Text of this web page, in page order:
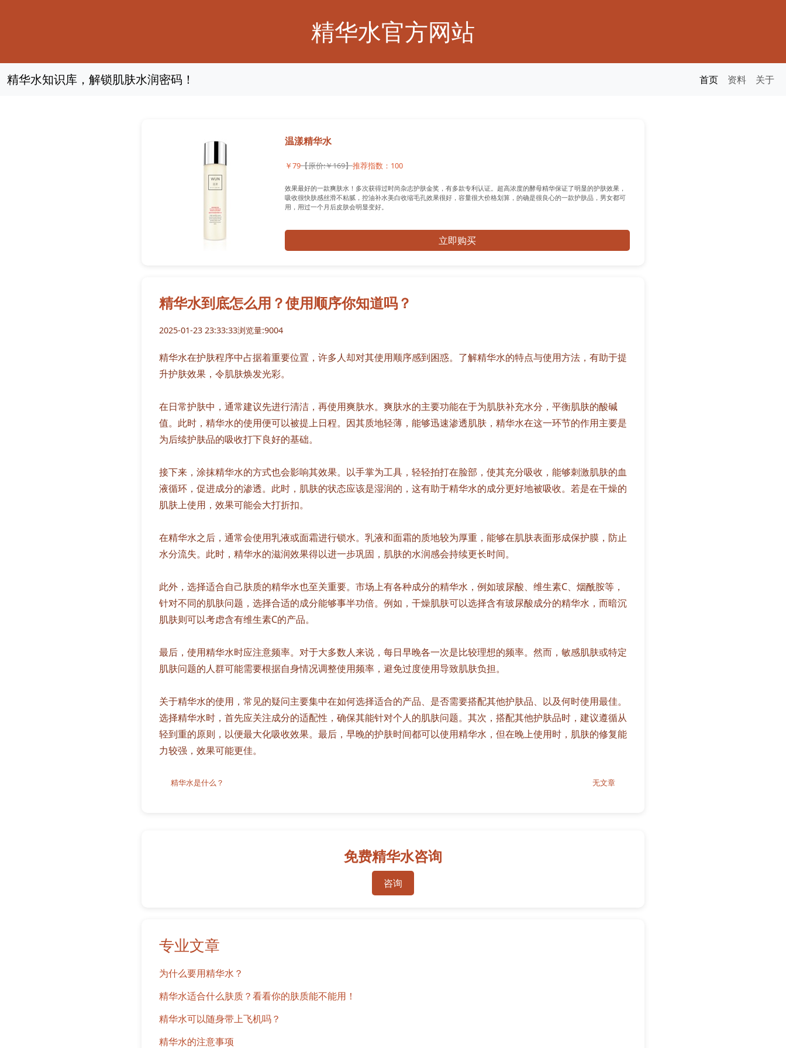
精华水官方网站
精华水知识库，解锁肌肤水润密码！ 首页 资料 关于
温漾精华水
￥79【原价:￥169】推荐指数：100
效果最好的一款爽肤水！多次获得过时尚杂志护肤金奖，有多款专利认证。超高浓度的酵母精华保证了明显的护肤效果，
吸收很快肤感丝滑不粘腻，控油补水美白收缩毛孔效果很好，容量很大价格划算，的确是很良心的一款护肤品，男女都可
用，用过一个月后皮肤会明显变好。
立即购买
精华水到底怎么用？使用顺序你知道吗？
2025-01-23 23:33:33浏览量:9004
精华水在护肤程序中占据着重要位置，许多人却对其使用顺序感到困惑。了解精华水的特点与使用方法，有助于提
升护肤效果，令肌肤焕发光彩。
在日常护肤中，通常建议先进行清洁，再使用爽肤水。爽肤水的主要功能在于为肌肤补充水分，平衡肌肤的酸碱
值。此时，精华水的使用便可以被提上日程。因其质地轻薄，能够迅速渗透肌肤，精华水在这一环节的作用主要是
为后续护肤品的吸收打下良好的基础。
接下来，涂抹精华水的方式也会影响其效果。以手掌为工具，轻轻拍打在脸部，使其充分吸收，能够刺激肌肤的血
液循环，促进成分的渗透。此时，肌肤的状态应该是湿润的，这有助于精华水的成分更好地被吸收。若是在干燥的
肌肤上使用，效果可能会大打折扣。
在精华水之后，通常会使用乳液或面霜进行锁水。乳液和面霜的质地较为厚重，能够在肌肤表面形成保护膜，防止
水分流失。此时，精华水的滋润效果得以进一步巩固，肌肤的水润感会持续更长时间。
此外，选择适合自己肤质的精华水也至关重要。市场上有各种成分的精华水，例如玻尿酸、维生素C、烟酰胺等，
针对不同的肌肤问题，选择合适的成分能够事半功倍。例如，干燥肌肤可以选择含有玻尿酸成分的精华水，而暗沉
肌肤则可以考虑含有维生素C的产品。
最后，使用精华水时应注意频率。对于大多数人来说，每日早晚各一次是比较理想的频率。然而，敏感肌肤或特定
肌肤问题的人群可能需要根据自身情况调整使用频率，避免过度使用导致肌肤负担。
关于精华水的使用，常见的疑问主要集中在如何选择适合的产品、是否需要搭配其他护肤品、以及何时使用最佳。
选择精华水时，首先应关注成分的适配性，确保其能针对个人的肌肤问题。其次，搭配其他护肤品时，建议遵循从
轻到重的原则，以便最大化吸收效果。最后，早晚的护肤时间都可以使用精华水，但在晚上使用时，肌肤的修复能
力较强，效果可能更佳。
精华水是什么？ 无文章
免费精华水咨询
咨询
专业文章
为什么要用精华水？
精华水适合什么肤质？看看你的肤质能不能用！
精华水可以随身带上飞机吗？
精华水的注意事项